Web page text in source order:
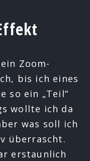
Zoom-
bis ich eines
so ein „Teil“
wollte ich da
was soll ich
überrascht.
erstaunlich